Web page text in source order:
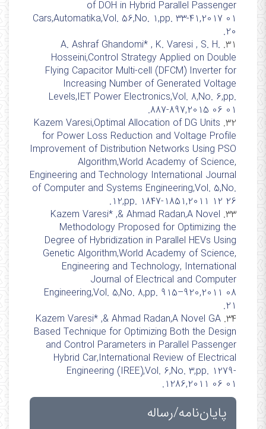
of DOH in Hybrid Parallel Passenger
Cars,Automatika,Vol. 56,No. 1,pp. 33-41,2017 01
20.
31.
A. Ashraf Ghandomi* , K. Varesi , S. H.
Hosseini,Control Strategy Applied on Double
Flying Capacitor Multi-cell (DFCM) Inverter for
Increasing Number of Generated Voltage
Levels,IET Power Electronics,Vol. 8,No. 6,pp.
887-897,2015 06 01.
32.
Kazem Varesi,Optimal Allocation of DG Units
for Power Loss Reduction and Voltage Profile
Improvement of Distribution Networks Using PSO
Algorithm,World Academy of Science,
Engineering and Technology International Journal
of Computer and Systems Engineering,Vol. 5,No.
12,pp. 1847-1851,2011 12 26.
33.
Kazem Varesi* ,& Ahmad Radan,A Novel
Methodology Proposed for Optimizing the
Degree of Hybridization in Parallel HEVs Using
Genetic Algorithm,World Academy of Science,
Engineering and Technology, International
Journal of Electrical and Computer
Engineering,Vol. 5,No. 8,pp. 915–920,2011 08
21.
34.
Kazem Varesi* ,& Ahmad Radan,A Novel GA
Based Technique for Optimizing Both the Design
and Control Parameters in Parallel Passenger
Hybrid Car,International Review of Electrical
Engineering (IREE),Vol. 6,No. 3,pp. 1279-
1286,2011 06 01.
پایان‌نامه‌/رساله